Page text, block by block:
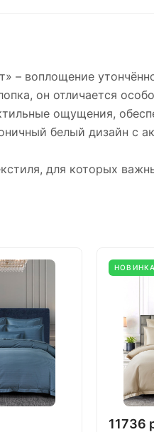
– воплощение
он отличается
ощущения,
белый дизайн с
для которых
НОВИНКА
11736